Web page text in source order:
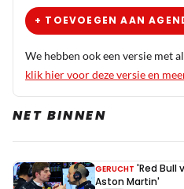
+ TOEVOEGEN AAN
We hebben ook een versie met
klik hier voor deze versie en
NET BINNEN
GERUCHT 'Red Bull
Aston Martin'